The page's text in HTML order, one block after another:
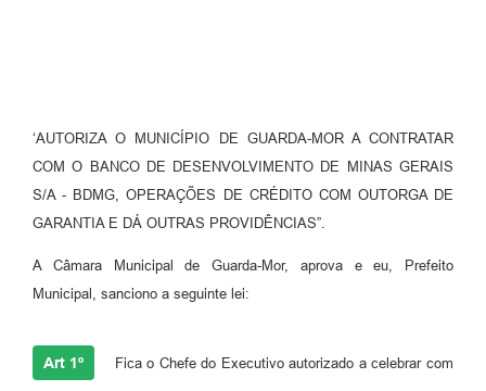
‘AUTORIZA O MUNICÍPIO DE GUARDA-MOR A CONTRATAR
COM O BANCO DE DESENVOLVIMENTO DE MINAS GERAIS
S/A - BDMG, OPERAÇÕES DE CRÉDITO COM OUTORGA DE
GARANTIA E DÁ OUTRAS PROVIDÊNCIAS”.
A Câmara Municipal de Guarda-Mor, aprova e eu, Prefeito
Municipal, sanciono a seguinte lei:
Art 1º Fica o Chefe do Executivo autorizado a celebrar com